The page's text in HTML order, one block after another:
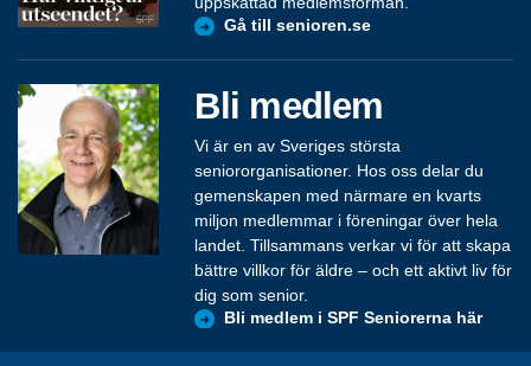
Gå till senioren.se
Bli medlem
Vi är en av Sveriges största
seniororganisationer. Hos oss delar du
gemenskapen med närmare en kvarts
miljon medlemmar i föreningar över hela
landet. Tillsammans verkar vi för att skapa
bättre villkor för äldre – och ett aktivt liv för
dig som senior.
Bli medlem i SPF Seniorerna här